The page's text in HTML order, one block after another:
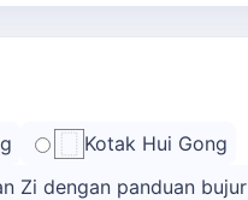
Kotak Hui Gong
Zi dengan panduan bujur